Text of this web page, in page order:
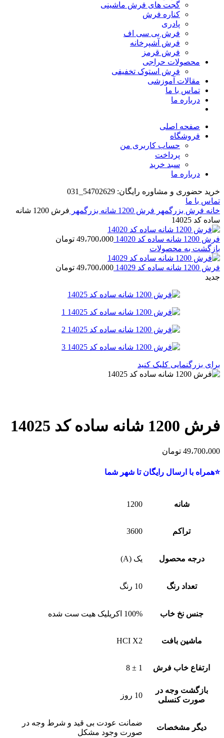
گجت های فرش ماشینی
کناره فرش
پادری
فرش بی سی اف
فرش آشپرخانه
فرش قرمز
محصولات حراجی
فرش استوک تخفیفی
مقالات آموزشی
تماس با ما
درباره ما
صفحه اصلی
فروشگاه
حساب کاربری من
پرداخت
سبد خرید
درباره ما
خرید حضوری و مشاوره رایگان: 54702629_031
تماس با ما
خانهفرش بزرگمهر فرش 1200 شانه بزرگمهر
فرش 1200 شانه
ساده کد 14025
فرش 1200 شانه ساده کد 14020 49،700،000 تومان
بازگشت به محصولات
فرش 1200 شانه ساده کد 14029 49،700،000 تومان
جدید
برای بزرگنمایی کلیک کنید
فرش 1200 شانه ساده کد 14025
49،700،000 تومان
⭐همراه با ارسال رایگان تا شهر شما
شانه 1200
تراکم 3600
درجه محصول یک (A)
تعداد رنگ 10 رنگ
جنس نخ خاب 100% اکریلیک هیت ست شده
ماشین بافت HCI X2
ارتفاع خاب فرش
بازگشت وجه در
صورت کنسلی
10 روز
دیگر مشخصات
ضمانت عودت بی قید و شرط وجه در
صورت وجود مشکل